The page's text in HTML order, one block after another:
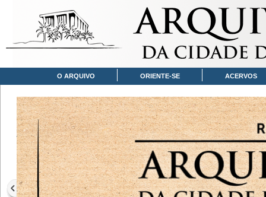
O ARQUIVO ORIENTE-SE ACERVOS